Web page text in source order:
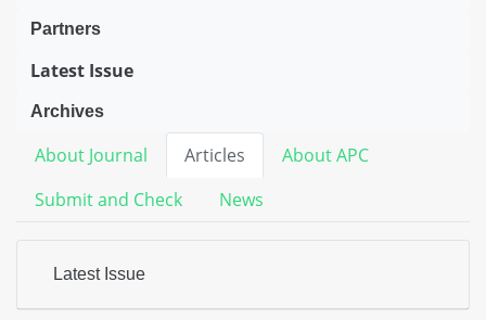
Partners
Latest Issue
Archives
About Journal Articles
About APC
Submit and Check
News
Latest Issue